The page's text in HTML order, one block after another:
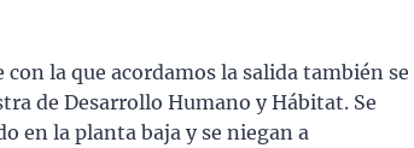
la que acordamos la salida también se
de Desarrollo Humano y Hábitat. Se
en la planta baja y se niegan a